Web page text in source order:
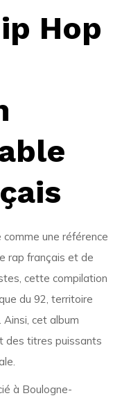
Hop
comme une référence
rap français et de
cette compilation
du 92, territoire
cet album
des titres puissants
à Boulogne-